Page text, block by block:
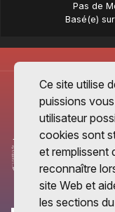
Pas de
Basé(e)
Ce site utilise
puissions
utilisateur
cookies sont
et remplissent
reconnaître
site Web et
les sections